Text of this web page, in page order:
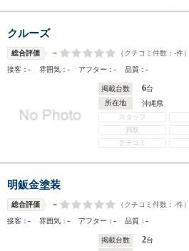
クルーズ
総合評価 - （クチコミ件数： -件）
接客：- 雰囲気：- アフター：- 品質：-
掲載台数 6台
所在地
沖縄県
スタッフ
買取
クチコミ
明鈑金塗装
総合評価 - （クチコミ件数： -件）
接客：- 雰囲気：- アフター：- 品質：-
掲載台数 2台